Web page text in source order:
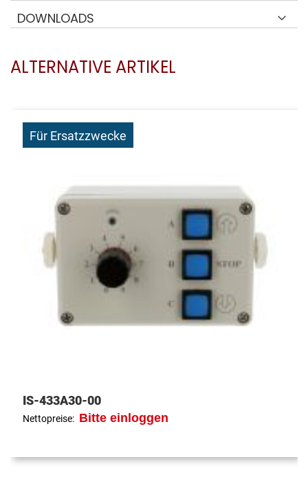
DOWNLOADS
ALTERNATIVE ARTIKEL
Für Ersatzzwecke
IS-433A30-00
Nettopreise: Bitte einloggen